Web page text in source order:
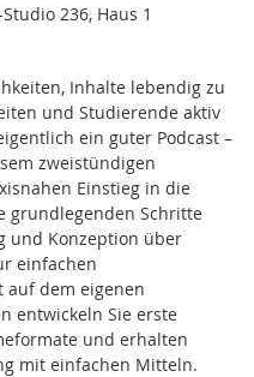
236, Haus 1
Inhalte lebendig zu
und Studierende aktiv
ein guter Podcast –
zweistündigen
Einstieg in die
grundlegenden Schritte
und Konzeption über
einfachen
auf dem eigenen
entwickeln Sie erste
und erhalten
mit einfachen Mitteln.